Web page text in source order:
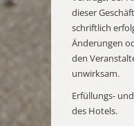
dieser
schriftlich
Änderungen
den
unwirksam.
Erfüllungs-
des Hotels.